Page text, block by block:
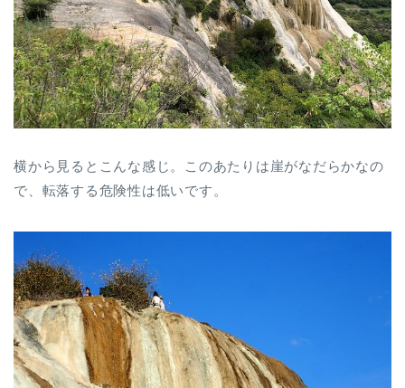
横から見るとこんな感じ。このあたりは崖がなだらかなの
で、転落する危険性は低いです。